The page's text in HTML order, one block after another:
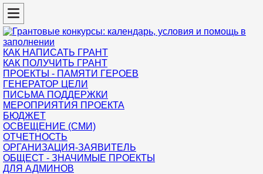
КАК НАПИСАТЬ ГРАНТ
КАК ПОЛУЧИТЬ ГРАНТ
ПРОЕКТЫ - ПАМЯТИ ГЕРОЕВ
ГЕНЕРАТОР ЦЕЛИ
ПИСЬМА ПОДДЕРЖКИ
МЕРОПРИЯТИЯ ПРОЕКТА
БЮДЖЕТ
ОСВЕЩЕНИЕ (СМИ)
ОТЧЕТНОСТЬ
ОРГАНИЗАЦИЯ-ЗАЯВИТЕЛЬ
ОБЩЕСТ - ЗНАЧИМЫЕ ПРОЕКТЫ
ДЛЯ АДМИНОВ